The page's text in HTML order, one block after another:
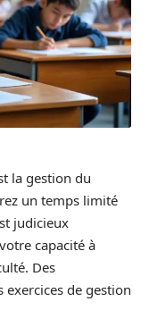
la gestion du
un temps limité
judicieux
capacité à
Des
de gestion